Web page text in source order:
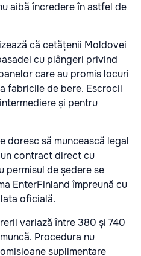
aibă încredere în astfel de
că cetățenii Moldovei
cu plângeri privind
care au promis locuri
fabricile de bere. Escrocii
și pentru
doresc să muncească legal
contract direct cu
permisul de ședere se
EnterFinland împreună cu
oficială.
variază între 380 și 740
Procedura nu
suplimentare